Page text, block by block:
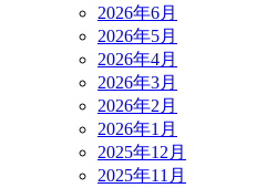
2026年6月
2026年5月
2026年4月
2026年3月
2026年2月
2026年1月
2025年12月
2025年11月